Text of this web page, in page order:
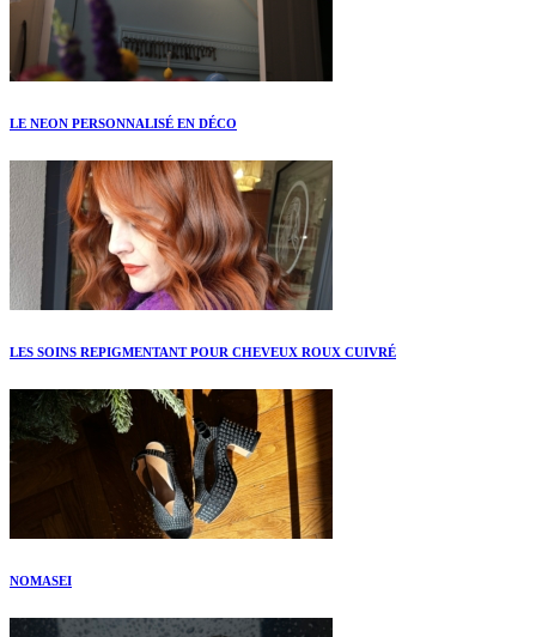
LE NEON PERSONNALISÉ EN DÉCO
LES SOINS REPIGMENTANT POUR CHEVEUX ROUX CUIVRÉ
NOMASEI